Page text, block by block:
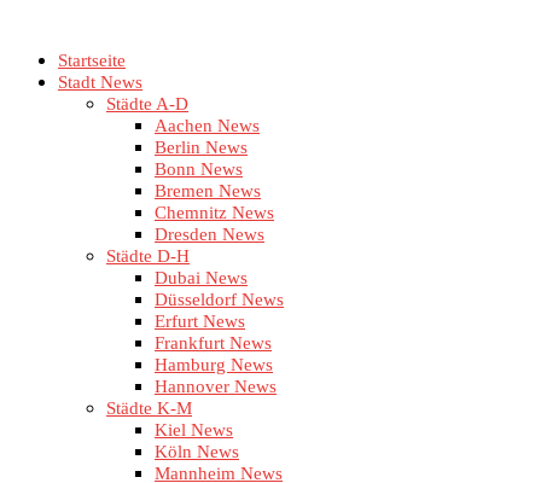
Startseite
Stadt News
Städte A-D
Aachen News
Berlin News
Bonn News
Bremen News
Chemnitz News
Dresden News
Städte D-H
Dubai News
Düsseldorf News
Erfurt News
Frankfurt News
Hamburg News
Hannover News
Städte K-M
Kiel News
Köln News
Mannheim News